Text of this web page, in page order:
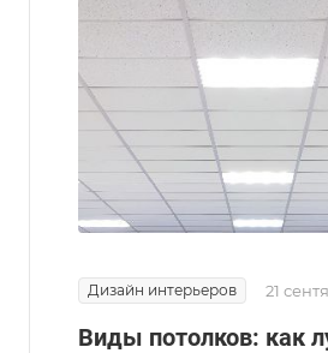
Дизайн интерьеров 21
Виды потолков: как